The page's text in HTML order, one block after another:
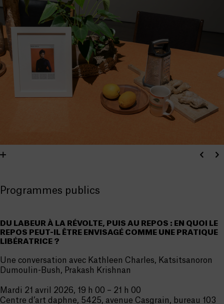
Programmes publics
DU LABEUR À LA RÉVOLTE, PUIS AU REPOS : EN QUOI LE
REPOS PEUT-IL ÊTRE ENVISAGÉ COMME UNE PRATIQUE
LIBÉRATRICE ?
Une conversation avec Kathleen Charles, Katsitsanoron
Dumoulin-Bush, Prakash Krishnan
Mardi 21 avril 2026, 19 h 00 – 21 h 00
Centre d’art daphne, 5425, avenue Casgrain, bureau 103